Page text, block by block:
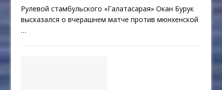
Рулевой стамбульского «Галатасарая» Окан Бурук
высказался о вчерашнем матче против мюнхенской
…